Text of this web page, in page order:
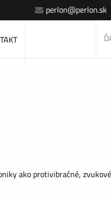
perlon@perlon.sk
ako protivibračné,